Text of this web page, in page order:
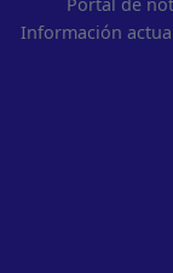
Información